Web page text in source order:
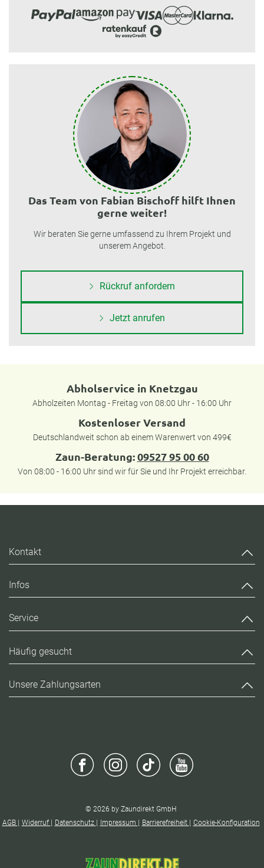
Das Team von Fabian Bischoff hilft Ihnen
gerne weiter!
Wir beraten Sie gerne umfassend zu Ihrem Projekt und
unserem Angebot.
Rückruf anfordern
Jetzt anrufen
Abholservice in Knetzgau
Abholzeiten Montag - Freitag von 08:00 Uhr - 16:00 Uhr
Kostenloser Versand
Deutschlandweit schon ab einem Warenwert von 499€
Zaun-Beratung:09527 95 00 60
Von 08:00 - 16:00 Uhr sind wir für Sie und Ihr Projekt erreichbar.
Kontakt
Infos
Service
Häufig gesucht
Unsere Zahlungsarten
© 2026 by Zaundirekt GmbH
AGB
Widerruf Datenschutz Impressum Barrierefreiheit Cookie-Konfiguration